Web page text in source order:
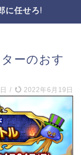
に任せろ!
ーのおす
/ 2022年6月19日